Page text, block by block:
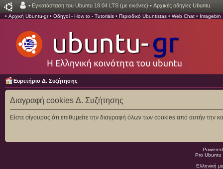
• Εγκατάσταση του Ubuntu 18.04 LTS (με εικόνες) • Αρχικές οδηγίες Ubuntu.
• Αρχική Ubuntu-gr• Οδηγοί - How to - Tutorials • Περιοδικό Ubuntistas • Web Chat • Imagebin
Ευρετήριο Δ. Συζήτησης
Διαγραφή cookies Δ. Συζήτησης
Είστε σίγουρος ότι επιθυμείτε την διαγραφή όλων των cookies από αυτήν την
Pro
Ελληνική